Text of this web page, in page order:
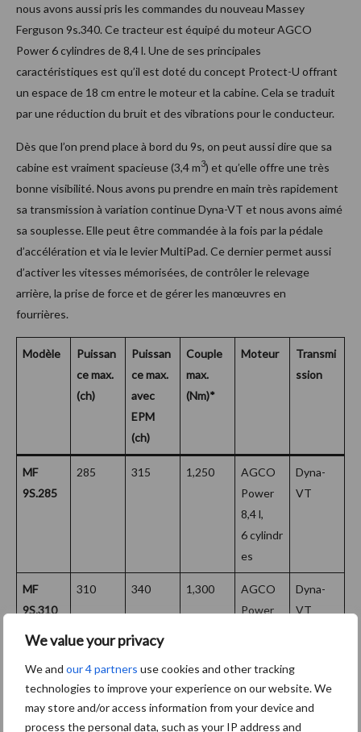
We value your privacy
We and our 4 partners use cookies and other tracking
technologies to improve your experience on our website. We
may store and/or access information from your device and
process the personal data, such as your IP address and
nous avons aussi pris les commandes du nouveau Massey
Ferguson 9s.340. Ce tracteur est équipé du moteur AGCO
Power 6 cylindres de 8,4 l. Une de ses principales
caractéristiques est qu’il est doté du concept Protect-U offrant
un espace de 18 cm entre le moteur et la cabine. Cela se traduit
par une réduction du bruit et des vibrations pour le conducteur.
Dès que l’on prend place à bord du 9s, on peut aussi dire que sa
cabine est vraiment spacieuse (3,4 m3) et qu’elle offre une très
bonne visibilité. Nous avons pu prendre en main très rapidement
sa transmission à variation continue Dyna-VT et nous avons aimé
sa souplesse. Elle peut être commandée à la fois par la pédale
d’accélération et via le levier MultiPad. Ce dernier permet aussi
d’activer les vitesses mémorisées, de contrôler le relevage
arrière, la prise de force et de gérer les manœuvres en
fourrières.
Modèle
Puissan
ce max.
(ch)
Puissan
ce max.
avec
EPM
(ch)
Couple
max.
(Nm)*
Moteur
Transmi
ssion
MF
9S.285
285 315 1,250
AGCO
Power
8,4 l,
6 cylindr
es
Dyna-
VT
MF
9S.310
310 340 1,300
AGCO
Power
es
Dyna-
VT
MF
9S.340
340 370 1,450
AGCO
Power
Dyna-
VT